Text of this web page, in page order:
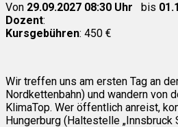
Von 29.09.2027 08:30 Uhr bis
Dozent:
Kursgebühren: 450 €
Wir treffen uns am ersten Tag an
Nordkettenbahn) und wandern von
KlimaTop. Wer öffentlich anreist,
Hungerburg (Haltestelle „Innsbruck